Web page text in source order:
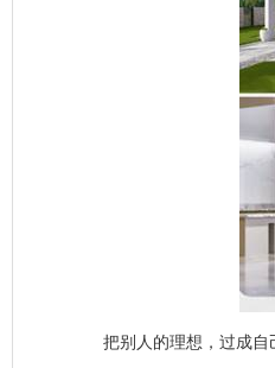
把别人的理想，过成自